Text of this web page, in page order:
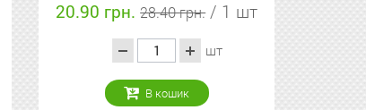
20.90 грн.28.40 грн. / 1 шт
шт
В кошик